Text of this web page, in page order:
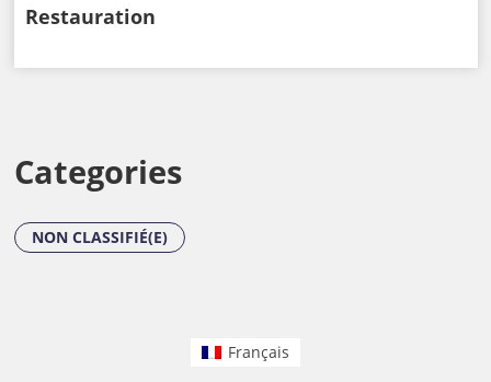
Restauration
Categories
NON CLASSIFIÉ(E)
Français